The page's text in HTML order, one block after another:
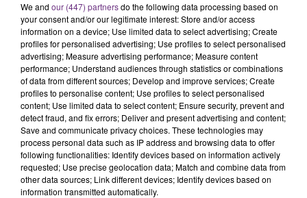
LE MAGASIN JOUÉCLUB DE REIMS FERME
SES PORTES
C'était l'une des institutions du centre-ville
rémois. Le magasin JouéClub est contraint de
fermer ses portes.
TITRES DIFFUSÉS
12h33
12h33 12h29
12h29
We and our (447) partnersdo the following data processing based on
your consent and/or our legitimate interest: Store and/or access
information on a device; Use limited data to select advertising; Create
profiles for personalised advertising; Use profiles to select personalised
advertising; Measure advertising performance; Measure content
performance; Understand audiences through statistics or combinations
of data from different sources; Develop and improve services; Create
profiles to personalise content; Use profiles to select personalised
content; Use limited data to select content; Ensure security, prevent and
detect fraud, and fix errors; Deliver and present advertising and content;
Save and communicate privacy choices. These technologies may
process personal data such as IP address and browsing data to offer
following functionalities: Identify devices based on information actively
requested; Use precise geolocation data; Match and combine data from
other data sources; Link different devices; Identify devices based on
information transmitted automatically.